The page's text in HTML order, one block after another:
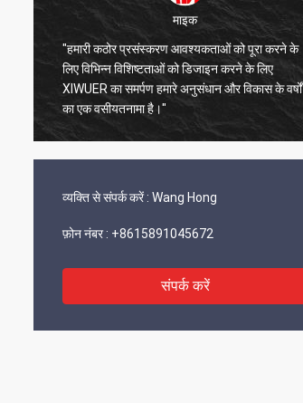
माइक
"हमारी कठोर प्रसंस्करण आवश्यकताओं को पूरा करने के
लिए विभिन्न विशिष्टताओं को डिजाइन करने के लिए
XIWUER का समर्पण हमारे अनुसंधान और विकास के वर्षों
का एक वसीयतनामा है।"
व्यक्ति से संपर्क करें : Wang Hong
फ़ोन नंबर : +8615891045672
संपर्क करें